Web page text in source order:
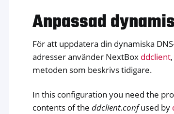
Anpassad
För att uppdatera din dynamiska
adresser använder NextBox ddclient
metoden som beskrivs tidigare.
In this configuration you need the
contents of the ddclient.confused by